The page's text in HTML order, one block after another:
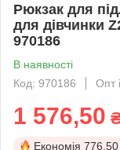
Рюкзак для
для дівчинки
970186
В наявності
Код: 970186
Опт
1 576,50
Економія